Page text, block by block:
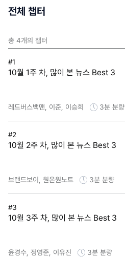
전체 챕터
총 4개의 챕터
#1
10월 1주 차, 많이 본 뉴스 Best 3
레드버스백맨, 이준, 이승희 3분 분량
#2
10월 2주 차, 많이 본 뉴스 Best 3
브랜드보이, 원온원노트 3분 분량
#3
10월 3주 차, 많이 본 뉴스 Best 3
윤경수, 정영준, 이유진 3분 분량